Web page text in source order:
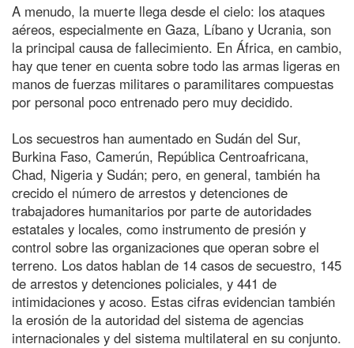
A menudo, la muerte llega desde el cielo: los ataques
aéreos, especialmente en Gaza, Líbano y Ucrania, son
la principal causa de fallecimiento. En África, en cambio,
hay que tener en cuenta sobre todo las armas ligeras en
manos de fuerzas militares o paramilitares compuestas
por personal poco entrenado pero muy decidido.
Los secuestros han aumentado en Sudán del Sur,
Burkina Faso, Camerún, República Centroafricana,
Chad, Nigeria y Sudán; pero, en general, también ha
crecido el número de arrestos y detenciones de
trabajadores humanitarios por parte de autoridades
estatales y locales, como instrumento de presión y
control sobre las organizaciones que operan sobre el
terreno. Los datos hablan de 14 casos de secuestro, 145
de arrestos y detenciones policiales, y 441 de
intimidaciones y acoso. Estas cifras evidencian también
la erosión de la autoridad del sistema de agencias
internacionales y del sistema multilateral en su conjunto.